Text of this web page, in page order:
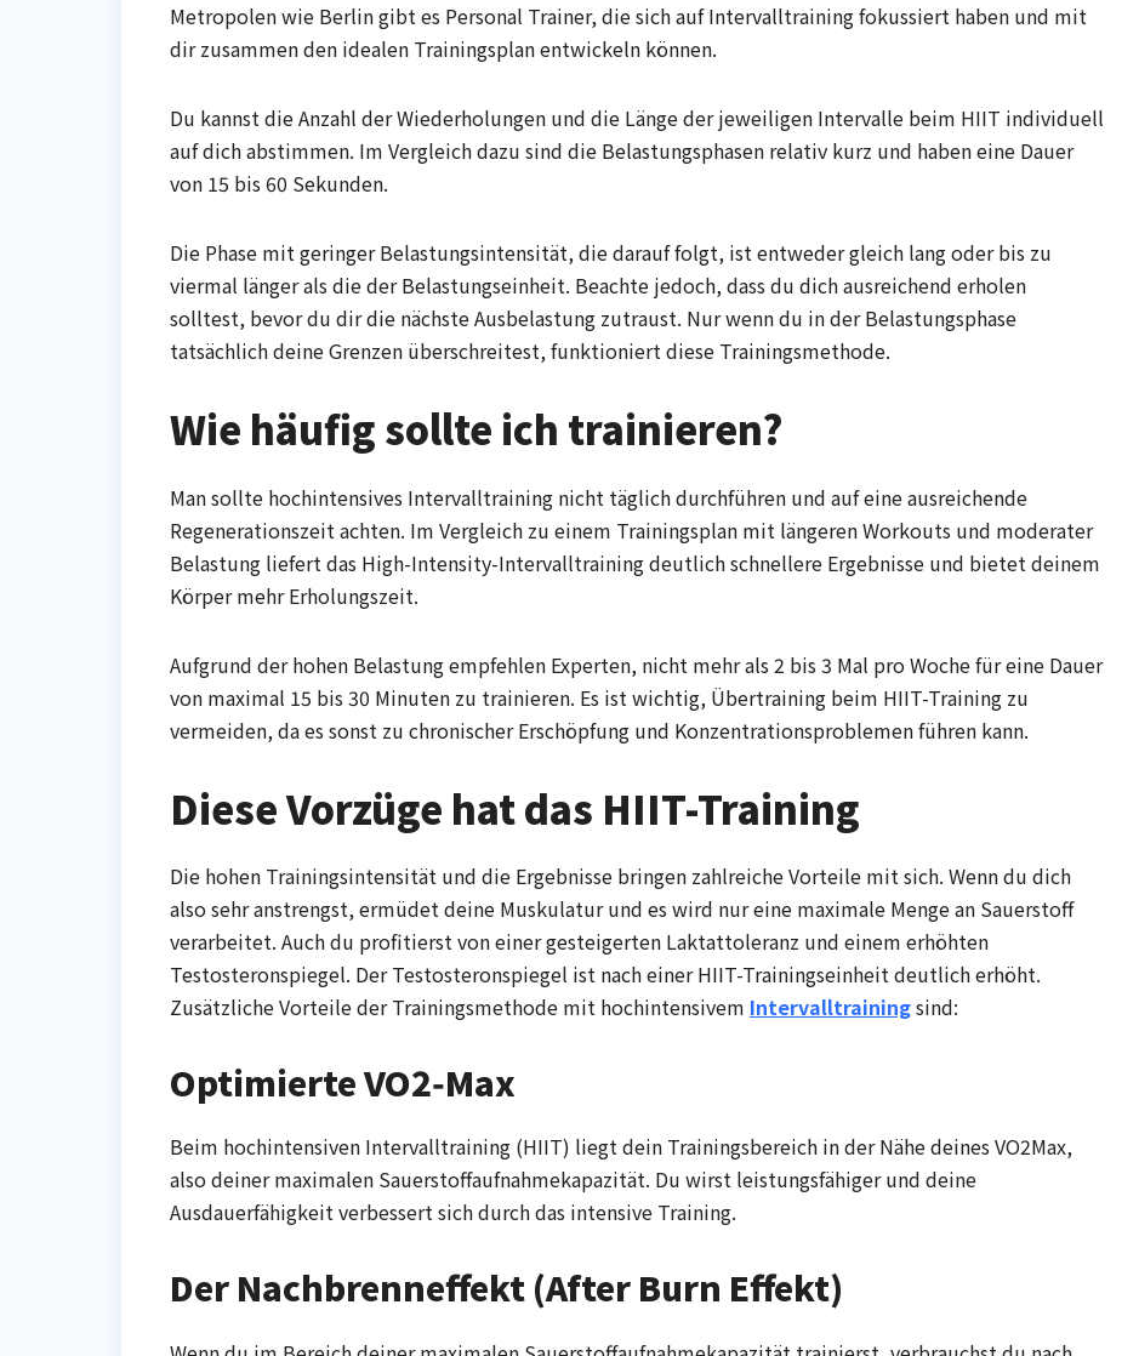
Metropolen wie Berlin gibt es Personal Trainer, die sich auf Intervalltraining fokussiert haben und mit
dir zusammen den idealen Trainingsplan entwickeln können.
Du kannst die Anzahl der Wiederholungen und die Länge der jeweiligen Intervalle beim HIIT individuell
auf dich abstimmen. Im Vergleich dazu sind die Belastungsphasen relativ kurz und haben eine Dauer
von 15 bis 60 Sekunden.
Die Phase mit geringer Belastungsintensität, die darauf folgt, ist entweder gleich lang oder bis zu
viermal länger als die der Belastungseinheit. Beachte jedoch, dass du dich ausreichend erholen
solltest, bevor du dir die nächste Ausbelastung zutraust. Nur wenn du in der Belastungsphase
tatsächlich deine Grenzen überschreitest, funktioniert diese Trainingsmethode.
Wie häufig sollte ich trainieren?
Man sollte hochintensives Intervalltraining nicht täglich durchführen und auf eine ausreichende
Regenerationszeit achten. Im Vergleich zu einem Trainingsplan mit längeren Workouts und moderater
Belastung liefert das High-Intensity-Intervalltraining deutlich schnellere Ergebnisse und bietet deinem
Körper mehr Erholungszeit.
Aufgrund der hohen Belastung empfehlen Experten, nicht mehr als 2 bis 3 Mal pro Woche für eine Dauer
von maximal 15 bis 30 Minuten zu trainieren. Es ist wichtig, Übertraining beim HIIT-Training zu
vermeiden, da es sonst zu chronischer Erschöpfung und Konzentrationsproblemen führen kann.
Diese Vorzüge hat das HIIT-Training
Die hohen Trainingsintensität und die Ergebnisse bringen zahlreiche Vorteile mit sich. Wenn du dich
also sehr anstrengst, ermüdet deine Muskulatur und es wird nur eine maximale Menge an Sauerstoff
verarbeitet. Auch du profitierst von einer gesteigerten Laktattoleranz und einem erhöhten
Testosteronspiegel. Der Testosteronspiegel ist nach einer HIIT-Trainingseinheit deutlich erhöht.
Zusätzliche Vorteile der Trainingsmethode mit hochintensivem Intervalltrainingsind:
Optimierte VO2‑Max
Beim hochintensiven Intervalltraining (HIIT) liegt dein Trainingsbereich in der Nähe deines VO2Max,
also deiner maximalen Sauerstoffaufnahmekapazität. Du wirst leistungsfähiger und deine
Ausdauerfähigkeit verbessert sich durch das intensive Training.
Der Nachbrenneffekt (After Burn Effekt)